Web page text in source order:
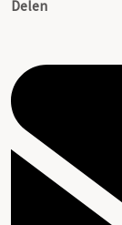
Delen